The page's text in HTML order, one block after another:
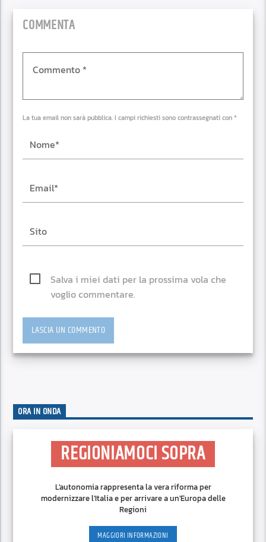
COMMENTA
La tua email non sarà pubblica. I campi richiesti sono contrassegnati con *
Salva i miei dati per la prossima vola che
voglio commentare.
ORA IN ONDA
REGIONIAMOCI SOPRA
L'autonomia rappresenta la vera riforma per
modernizzare l'Italia e per arrivare a un'Europa delle
Regioni
MAGGIORI INFORMAZIONI